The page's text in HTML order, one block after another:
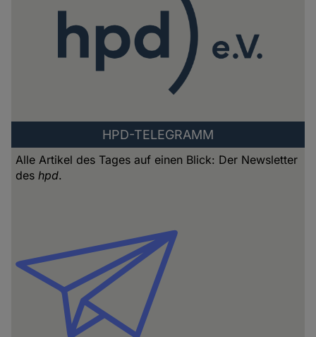
HPD-TELEGRAMM
Alle Artikel des Tages auf einen Blick: Der Newsletter
deshpd.